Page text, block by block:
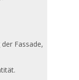
Fassade,